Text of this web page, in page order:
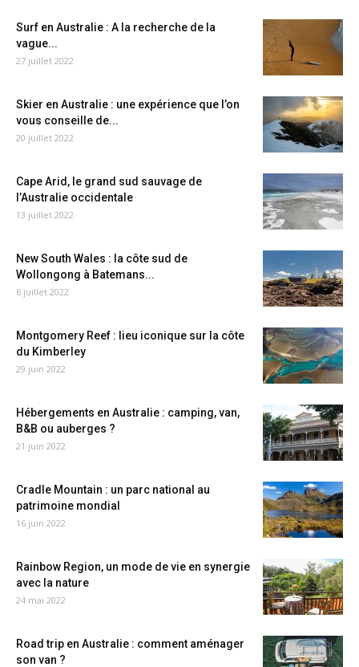
Surf en Australie : A la recherche de la
vague...
27 juillet 2022
Skier en Australie : une expérience que l’on
vous conseille de...
20 juillet 2022
Cape Arid, le grand sud sauvage de
l’Australie occidentale
13 juillet 2022
New South Wales : la côte sud de
Wollongong à Batemans...
6 juillet 2022
Montgomery Reef : lieu iconique sur la côte
du Kimberley
29 juin 2022
Hébergements en Australie : camping, van,
B&B ou auberges ?
21 juin 2022
Cradle Mountain : un parc national au
patrimoine mondial
16 juin 2022
Rainbow Region, un mode de vie en synergie
avec la nature
24 mai 2022
Road trip en Australie : comment aménager
son van ?